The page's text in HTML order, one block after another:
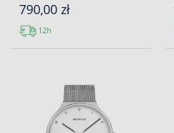
790,00 zł
12h